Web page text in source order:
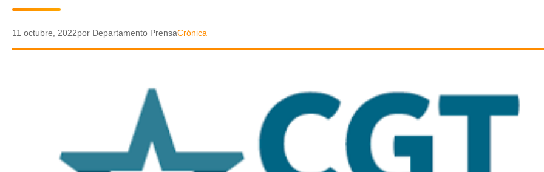
11 octubre, 2022por Departamento PrensaCrónica